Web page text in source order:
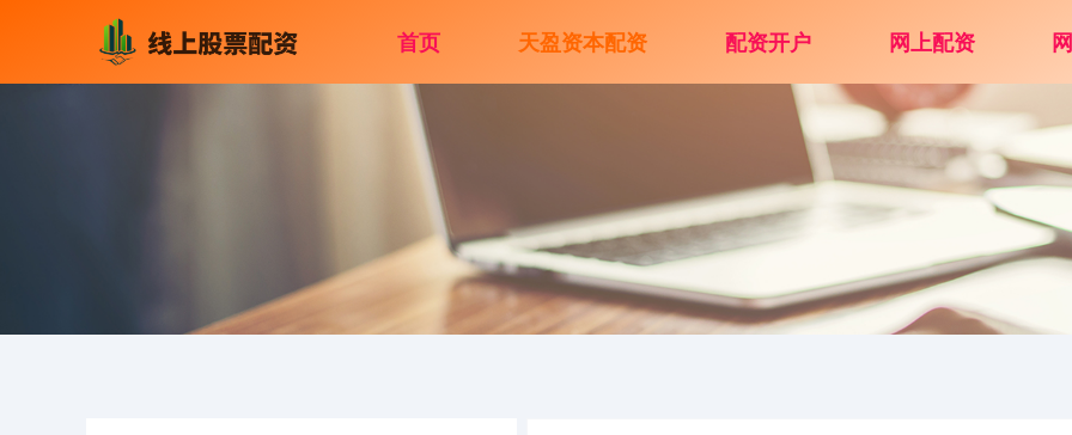
首页 天盈资本配资 配资开户 网上配资